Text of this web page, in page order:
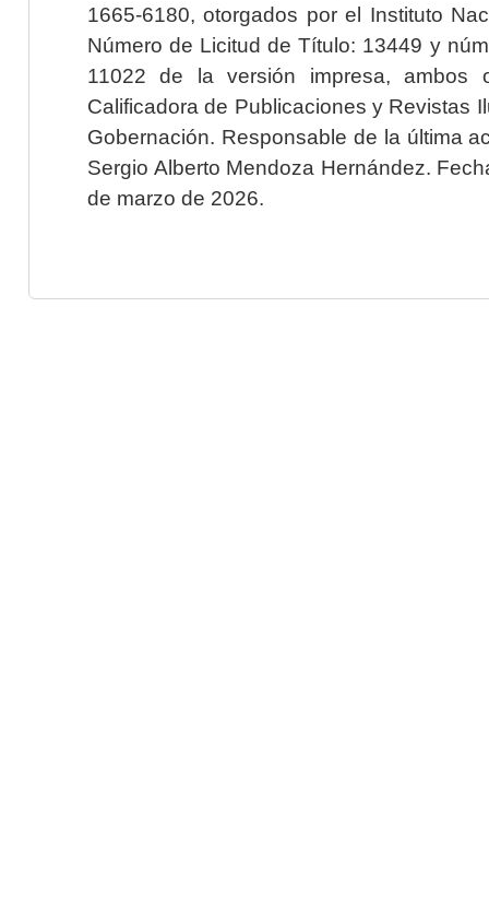
1665-6180, otorgados por el Instituto
Número de Licitud de Título: 13449 y
11022 de la versión impresa, ambos
Calificadora de Publicaciones y Revistas
Gobernación. Responsable de la última
Sergio Alberto Mendoza Hernández.
de marzo de 2026.